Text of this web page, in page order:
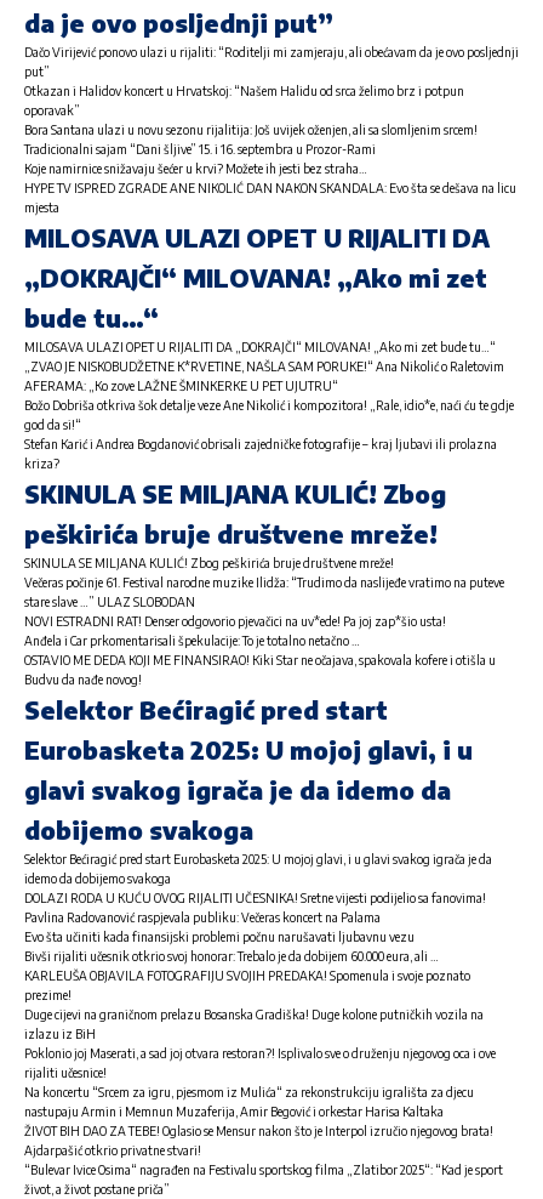
da je ovo posljednji put”
Dačo Virijević ponovo ulazi u rijaliti: “Roditelji mi zamjeraju, ali obećavam da je ovo posljednji
put”
Otkazan i Halidov koncert u Hrvatskoj: “Našem Halidu od srca želimo brz i potpun
oporavak”
Bora Santana ulazi u novu sezonu rijalitija: Još uvijek oženjen, ali sa slomljenim srcem!
Tradicionalni sajam “Dani šljive” 15. i 16. septembra u Prozor-Rami
Koje namirnice snižavaju šećer u krvi? Možete ih jesti bez straha…
HYPE TV ISPRED ZGRADE ANE NIKOLIĆ DAN NAKON SKANDALA: Evo šta se dešava na licu
mjesta
MILOSAVA ULAZI OPET U RIJALITI DA
„DOKRAJČI“ MILOVANA! „Ako mi zet
bude tu…“
MILOSAVA ULAZI OPET U RIJALITI DA „DOKRAJČI“ MILOVANA! „Ako mi zet bude tu…“
„ZVAO JE NISKOBUDŽETNE K*RVETINE, NAŠLA SAM PORUKE!“ Ana Nikolić o Raletovim
AFERAMA: „Ko zove LAŽNE ŠMINKERKE U PET UJUTRU“
Božo Dobriša otkriva šok detalje veze Ane Nikolić i kompozitora! „Rale, idio*e, naći ću te gdje
god da si!“
Stefan Karić i Andrea Bogdanović obrisali zajedničke fotografije – kraj ljubavi ili prolazna
kriza?
SKINULA SE MILJANA KULIĆ! Zbog
peškirića bruje društvene mreže!
SKINULA SE MILJANA KULIĆ! Zbog peškirića bruje društvene mreže!
Večeras počinje 61. Festival narodne muzike Ilidža: “Trudimo da naslijeđe vratimo na puteve
stare slave …” ULAZ SLOBODAN
NOVI ESTRADNI RAT! Denser odgovorio pjevačici na uv*ede! Pa joj zap*šio usta!
Anđela i Car prkomentarisali špekulacije: To je totalno netačno …
OSTAVIO ME DEDA KOJI ME FINANSIRAO! Kiki Star ne očajava, spakovala kofere i otišla u
Budvu da nađe novog!
Selektor Bećiragić pred start
Eurobasketa 2025: U mojoj glavi, i u
glavi svakog igrača je da idemo da
dobijemo svakoga
Selektor Bećiragić pred start Eurobasketa 2025: U mojoj glavi, i u glavi svakog igrača je da
idemo da dobijemo svakoga
DOLAZI RODA U KUĆU OVOG RIJALITI UČESNIKA! Sretne vijesti podijelio sa fanovima!
Pavlina Radovanović raspjevala publiku: Večeras koncert na Palama
Evo šta učiniti kada finansijski problemi počnu narušavati ljubavnu vezu
Bivši rijaliti učesnik otkrio svoj honorar: Trebalo je da dobijem 60.000 eura, ali …
KARLEUŠA OBJAVILA FOTOGRAFIJU SVOJIH PREDAKA! Spomenula i svoje poznato
prezime!
Duge cijevi na graničnom prelazu Bosanska Gradiška! Duge kolone putničkih vozila na
izlazu iz BiH
Poklonio joj Maserati, a sad joj otvara restoran?! Isplivalo sve o druženju njegovog oca i ove
rijaliti učesnice!
Na koncertu “Srcem za igru, pjesmom iz Mulića“ za rekonstrukciju igrališta za djecu
nastupaju Armin i Memnun Muzaferija, Amir Begović i orkestar Harisa Kaltaka
ŽIVOT BIH DAO ZA TEBE! Oglasio se Mensur nakon što je Interpol izručio njegovog brata!
Ajdarpašić otkrio privatne stvari!
“Bulevar Ivice Osima“ nagrađen na Festivalu sportskog filma „Zlatibor 2025“: “Kad je sport
život, a život postane priča”